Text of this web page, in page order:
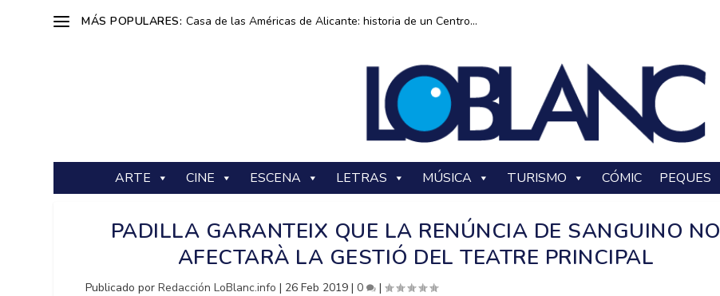
MÁS POPULARES: Casa de las Américas de Alicante: historia de un Centro...
ARTE CINE ESCENA LETRAS MÚSICA TURISMO CÓMIC PEQUES
PADILLA GARANTEIX QUE LA RENÚNCIA DE SANGUINO NO
AFECTARÀ LA GESTIÓ DEL TEATRE PRINCIPAL
Publicado porRedacción LoBlanc.info | 26 Feb 2019 |0 |